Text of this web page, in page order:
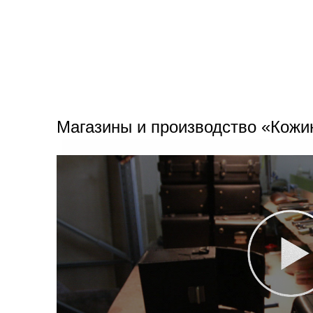
Магазины и производство